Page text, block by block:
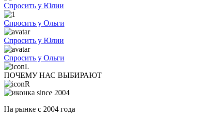
Спросить у Юлии
Спросить у Ольги
Спросить у Юлии
Спросить у Ольги
ПОЧЕМУ НАС ВЫБИРАЮТ
На рынке с 2004 года